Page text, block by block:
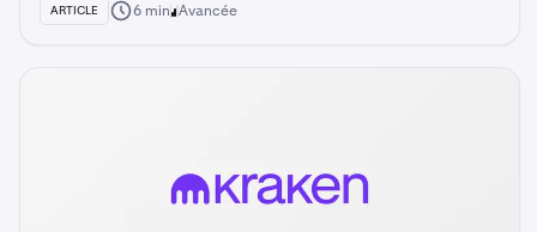
ARTICLE 6 min Avancée